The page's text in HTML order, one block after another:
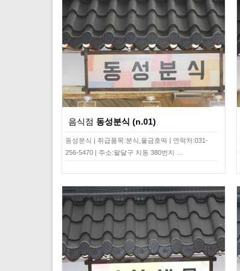
음식점 동성분식 (n.01)
동성분식 | 취급품목:분식,울금호떡 | 연락처:031-
256-5470 | 주소:팔달구 지동 380번지 …